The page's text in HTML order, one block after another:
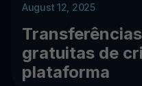
August 12, 2025
gratuitas de
plataforma